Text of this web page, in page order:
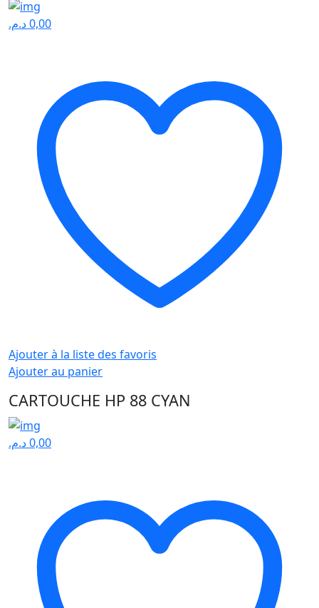
0,00د.م.
Ajouter à la liste des favoris
Ajouter au panier
CARTOUCHE HP 88 CYAN
0,00د.م.